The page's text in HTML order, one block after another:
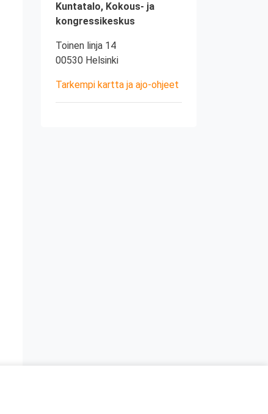
Kuntatalo, Kokous- ja
kongressikeskus
Toinen linja 14
00530 Helsinki
Tarkempi kartta ja ajo-ohjeet